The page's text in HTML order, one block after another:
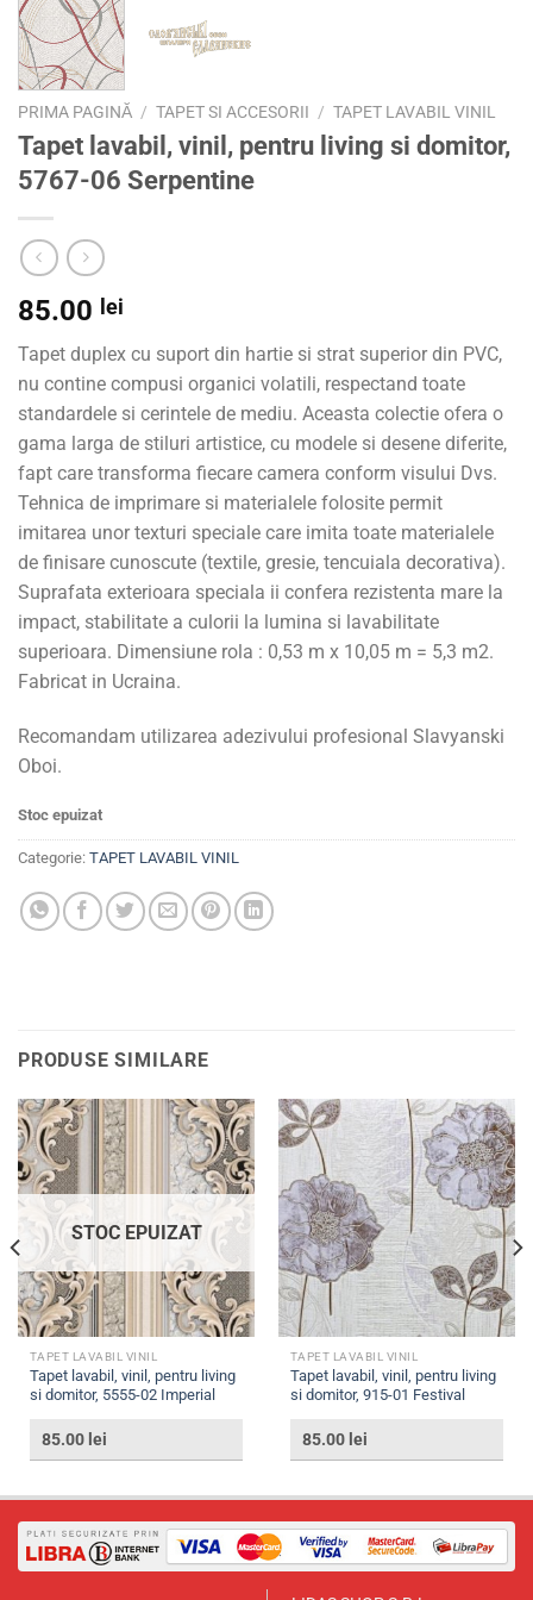
PRIMA PAGINĂ / TAPET SI ACCESORII / TAPET LAVABIL VINIL
Tapet lavabil, vinil, pentru living si domitor,
5767-06 Serpentine
85.00 lei
Tapet duplex cu suport din hartie si strat superior din PVC,
nu contine compusi organici volatili, respectand toate
standardele si cerintele de mediu. Aceasta colectie ofera o
gama larga de stiluri artistice, cu modele si desene diferite,
fapt care transforma fiecare camera conform visului Dvs.
Tehnica de imprimare si materialele folosite permit
imitarea unor texturi speciale care imita toate materialele
de finisare cunoscute (textile, gresie, tencuiala decorativa).
Suprafata exterioara speciala ii confera rezistenta mare la
impact, stabilitate a culorii la lumina si lavabilitate
superioara. Dimensiune rola : 0,53 m x 10,05 m = 5,3 m2.
Fabricat in Ucraina.
Recomandam utilizarea adezivului profesional Slavyanski
Oboi.
Stoc epuizat
Categorie: TAPET LAVABIL VINIL
PRODUSE SIMILARE
STOC EPUIZAT
TAPET LAVABIL VINIL
Tapet lavabil, vinil, pentru living
si domitor, 5555-02 Imperial
85.00 lei
TAPET LAVABIL VINIL
Tapet lavabil, vinil, pentru living
si domitor, 915-01 Festival
85.00 lei